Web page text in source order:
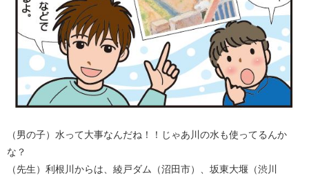
（男の子）水って大事なんだね！！じゃあ川の水も使ってるんか
な？
（先生）利根川からは、綾戸ダム（沼田市）、坂東大堰（渋川